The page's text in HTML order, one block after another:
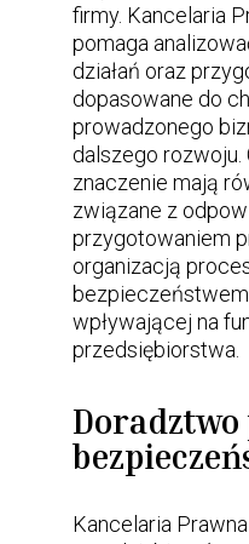
firmy. Kancelaria
pomaga
działań oraz
dopasowane do
prowadzonego
dalszego rozwoju.
znaczenie mają
związane z
przygotowaniem
organizacją
wpływającej na
przedsiębiorstwa.
Doradztwo
Kancelaria